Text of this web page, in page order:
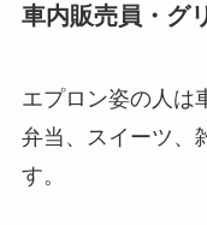
車内販売員・グ
エプロン姿の人は
弁当、スイーツ、
す。